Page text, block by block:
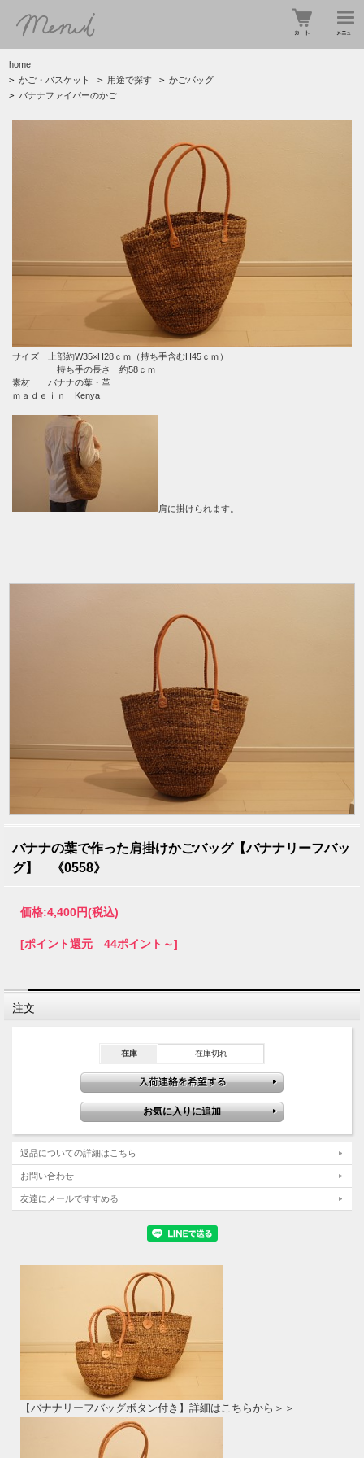
home
> かご・バスケット > 用途で探す > かごバッグ
> バナナファイバーのかご
サイズ 上部約W35×H28ｃｍ（持ち手含むH45ｃｍ）
持ち手の長さ 約58ｃｍ
素材 バナナの葉・革
ｍａｄｅｉｎ Kenya
肩に掛けられます。
バナナの葉で作った肩掛けかごバッグ【バナナリーフバッ
グ】 《0558》
価格:4,400円(税込)
[ポイント還元 44ポイント～]
注文
在庫 在庫切れ
返品についての詳細はこちら
お問い合わせ
友達にメールですすめる
【バナナリーフバッグボタン付き】詳細はこちらから＞＞